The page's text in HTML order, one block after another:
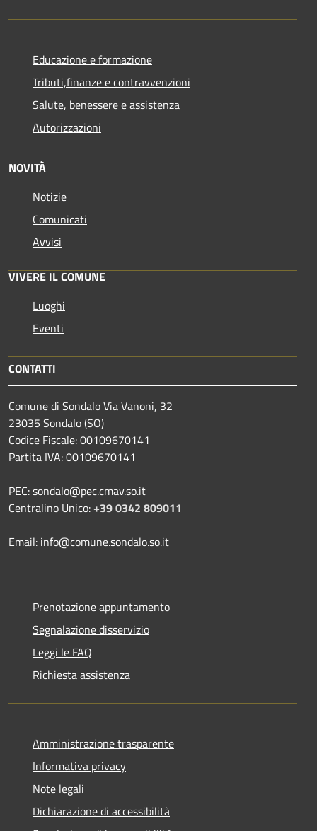
Educazione e formazione
Tributi,finanze e contravvenzioni
Salute, benessere e assistenza
Autorizzazioni
NOVITÀ
Notizie
Comunicati
Avvisi
VIVERE IL COMUNE
Luoghi
Eventi
CONTATTI
Comune di Sondalo Via Vanoni, 32
23035 Sondalo (SO)
Codice Fiscale: 00109670141
Partita IVA: 00109670141
PEC: sondalo@pec.cmav.so.it
Centralino Unico:+39 0342 809011
Email: info@comune.sondalo.so.it
Prenotazione appuntamento
Segnalazione disservizio
Leggi le FAQ
Richiesta assistenza
Amministrazione trasparente
Informativa privacy
Note legali
Dichiarazione di accessibilità